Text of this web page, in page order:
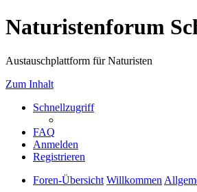
Naturistenforum
Austauschplattform für Naturisten
Zum Inhalt
Schnellzugriff
FAQ
Anmelden
Registrieren
Foren-Übersicht Willkommen